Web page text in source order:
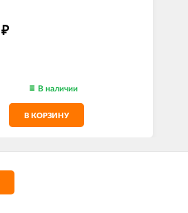
₽
В наличии
В КОРЗИНУ